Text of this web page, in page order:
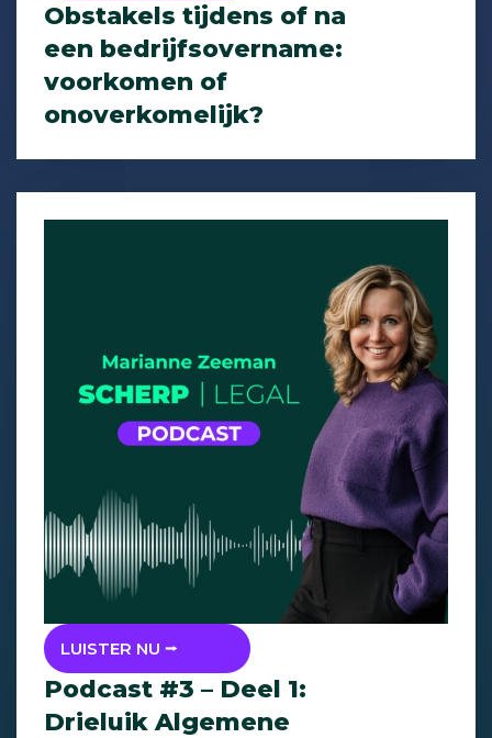
Obstakels tijdens of na
een bedrijfsovername:
voorkomen of
onoverkomelijk?
LUISTER NU ⭢
Podcast #3 – Deel 1:
Drieluik Algemene